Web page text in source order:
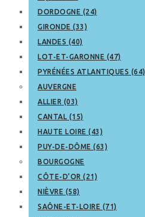
DORDOGNE (24)
GIRONDE (33)
LANDES (40)
LOT-ET-GARONNE (47)
PYRÉNÉES ATLANTIQUES (64)
AUVERGNE
ALLIER (03)
CANTAL (15)
HAUTE LOIRE (43)
PUY-DE-DÔME (63)
BOURGOGNE
CÔTE-D’OR (21)
NIÈVRE (58)
SAÔNE-ET-LOIRE (71)